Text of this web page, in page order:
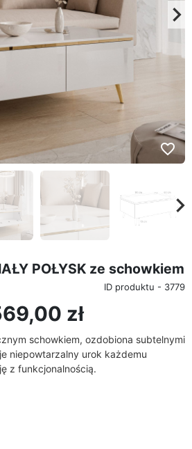
keyboard_arrow_right
favorite_border
POŁYSK ze schowkiem
ID produktu - 3779
zł
schowkiem, ozdobiona subtelnymi
niepowtarzalny urok każdemu
z funkcjonalnością.